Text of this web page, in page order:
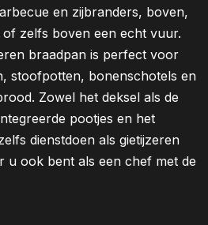
en zijbranders, boven,
zelfs boven een echt vuur.
braadpan is perfect voor
stoofpotten, bonenschotels en
Zowel het deksel als de
pootjes en het
dienstdoen als gietijzeren
u ook bent als een chef met de